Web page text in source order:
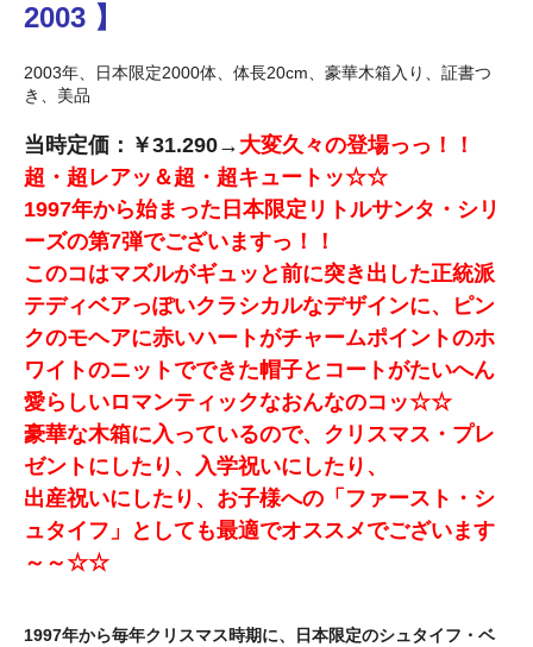
2003 】
2003年、日本限定2000体、体長20cm、豪華木箱入り、証書つ
き、美品
当時定価：￥31.290→ 大変久々の登場っっ！！
超・超レアッ＆超・超キュートッ☆☆
1997年から始まった日本限定リトルサンタ・シリ
ーズの第7弾でございますっ！！
このコはマズルがギュッと前に突き出した正統派
テディベアっぽいクラシカルなデザインに、ピン
クのモヘアに赤いハートがチャームポイントのホ
ワイトのニットでできた帽子とコートがたいへん
愛らしいロマンティックなおんなのコッ☆☆
豪華な木箱に入っているので、クリスマス・プレ
ゼントにしたり、入学祝いにしたり、
出産祝いにしたり、お子様への「ファースト・シ
ュタイフ」としても最適でオススメでございます
～～☆☆
1997年から毎年クリスマス時期に、日本限定のシュタイフ・ベ